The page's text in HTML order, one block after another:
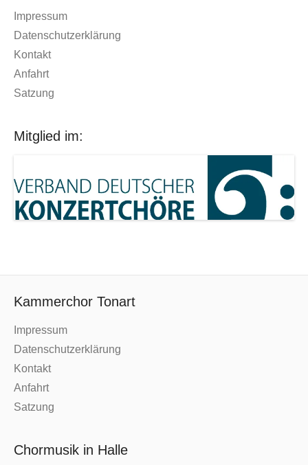
Impressum
Datenschutzerklärung
Kontakt
Anfahrt
Satzung
Mitglied im:
Kammerchor Tonart
Impressum
Datenschutzerklärung
Kontakt
Anfahrt
Satzung
Chormusik in Halle